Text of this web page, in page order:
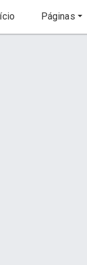
Páginas